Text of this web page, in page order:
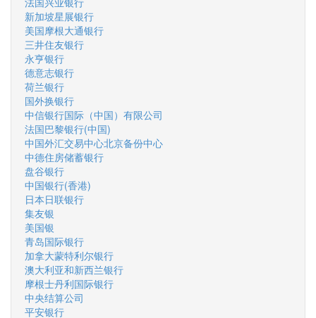
新加坡星展银行
美国摩根大通银行
三井住友银行
永亨银行
德意志银行
荷兰银行
国外换银行
中信银行国际（中国）有限公司
法国巴黎银行(中国)
中国外汇交易中心北京备份中心
中德住房储蓄银行
盘谷银行
中国银行(香港)
日本日联银行
集友银
美国银
青岛国际银行
加拿大蒙特利尔银行
澳大利亚和新西兰银行
摩根士丹利国际银行
中央结算公司
平安银行